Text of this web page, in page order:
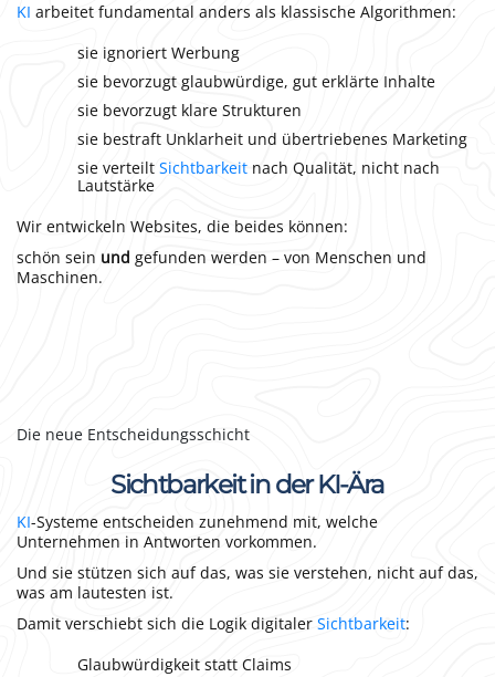
KI arbeitet fundamental anders als klassische Algorithmen:
sie ignoriert Werbung
sie bevorzugt glaubwürdige, gut erklärte Inhalte
sie bevorzugt klare Strukturen
sie bestraft Unklarheit und übertriebenes Marketing
sie verteilt Sichtbarkeit nach Qualität, nicht nach
Lautstärke
Wir entwickeln Websites, die beides können:
schön sein und gefunden werden – von Menschen und
Maschinen.
Die neue Entscheidungsschicht
Sichtbarkeit in der KI-Ära
KI-Systeme entscheiden zunehmend mit, welche
Unternehmen in Antworten vorkommen.
Und sie stützen sich auf das, was sie verstehen, nicht auf das,
was am lautesten ist.
Damit verschiebt sich die Logik digitaler Sichtbarkeit:
Glaubwürdigkeit statt Claims